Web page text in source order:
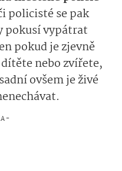
policisté se pak
pokusí vypátrat
pokud je zjevně
nebo zvířete,
ovšem je živé